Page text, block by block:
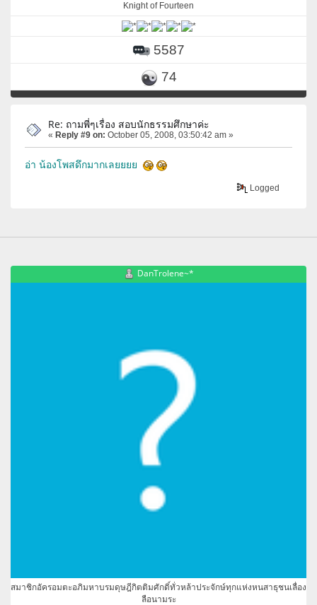
Knight of Fourteen
5587
74
Re: ถามพี่ๆเรื่อง สอบนักธรรมศึกษาค่ะ
« Reply #9 on: October 05, 2008, 03:50:42 am »
อ่า น้องโพสดึกมากเลยยยย
Logged
DanTrolene~*
สมาชิกอัครอมตะอภิมหาบรมดุษฎีกิตติมศักดิ์ทั่วหล้าประจักษ์ทุกแห่งหนสาธุชนเลื่อง
ลือนามระ